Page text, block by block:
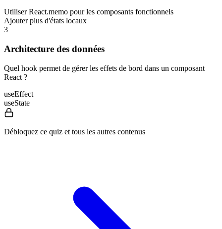
Utiliser React.memo pour les composants fonctionnels
Ajouter plus d'états locaux
3
Architecture des données
Quel hook permet de gérer les effets de bord dans un composant
React ?
useEffect
useState
Débloquez ce quiz et tous les autres contenus